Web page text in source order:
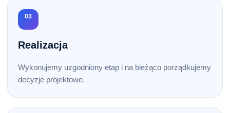
03
Realizacja
Wykonujemy uzgodniony etap i na bieżąco porządkujemy
decyzje projektowe.